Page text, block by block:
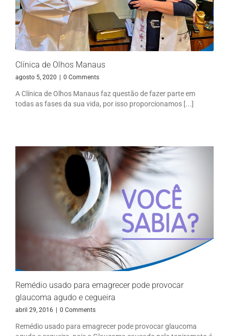
Clínica de Olhos Manaus
agosto 5, 2020 0 Comments
A Clínica de Olhos Manaus faz questão de fazer parte em
todas as fases da sua vida, por isso proporcionamos [...]
Remédio usado para emagrecer pode provocar
glaucoma agudo e cegueira
abril 29, 2016 0 Comments
Remédio usado para emagrecer pode provocar glaucoma